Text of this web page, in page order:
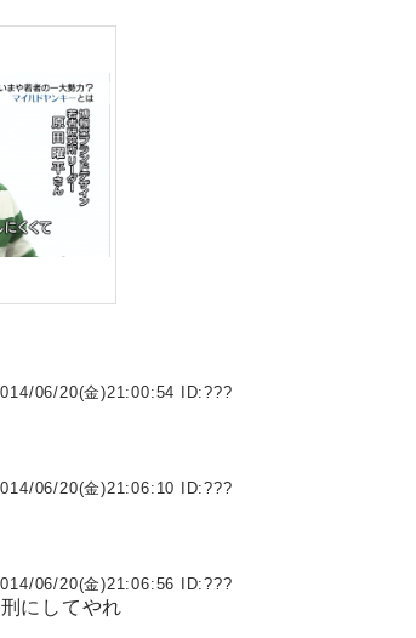
06/20(金)21:00:54 ID:???
06/20(金)21:06:10 ID:???
06/20(金)21:06:56 ID:???
にしてやれ